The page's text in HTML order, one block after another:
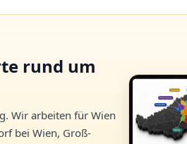
rund um
Wir arbeiten für Wien
bei Wien, Groß-